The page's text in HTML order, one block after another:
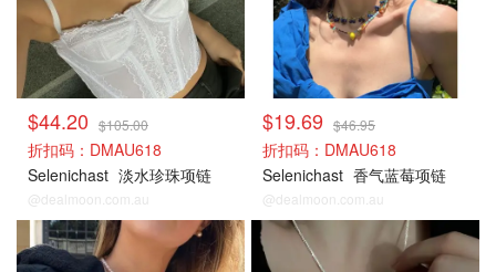
$44.20 $105.00
折扣码：DMAU618
Selenichast 淡水珍珠项链
@dealmoon.com.au
$19.69 $46.95
折扣码：DMAU618
Selenichast 香气蓝莓项链
@dealmoon.com.au